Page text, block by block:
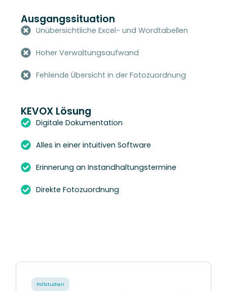
Fallstudien
Ausgangssituation
Unübersichtliche Excel- und Wordtabellen
Hoher Verwaltungsaufwand
Fehlende Übersicht in der Fotozuordnung
KEVOX Lösung
Digitale Dokumentation
Alles in einer intuitiven Software
Erinnerung an Instandhaltungstermine
Direkte Fotozuordnung